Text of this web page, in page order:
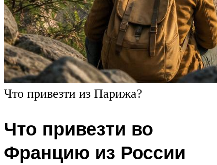
Что привезти из Парижа?
Что привезти во
Францию из России